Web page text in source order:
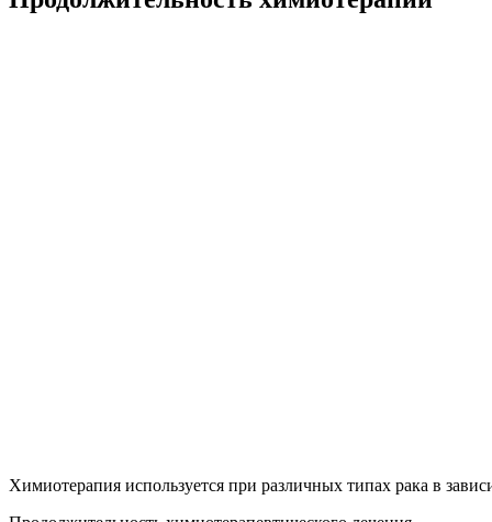
Химиотерапия используется при различных типах рака в